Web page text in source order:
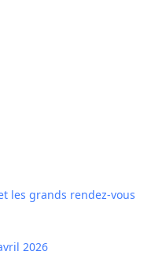
les grands rendez-vous
2026